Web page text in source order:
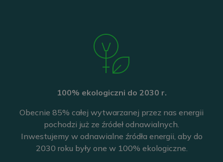
100% ekologiczni do 2030 r.
Obecnie 85% całej wytwarzanej przez nas energii
pochodzi już ze źródeł odnawialnych.
Inwestujemy w odnawialne źródła energii, aby do
2030 roku były one w 100% ekologiczne.